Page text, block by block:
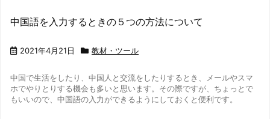
中国語を入力するときの５つの方法について
2021年4月21日 教材・ツール
中国で生活をしたり、中国人と交流をしたりするとき、メールやスマ
ホでやりとりする機会も多いと思います。その際ですが、ちょっとで
もいいので、中国語の入力ができるようにしておくと便利です。